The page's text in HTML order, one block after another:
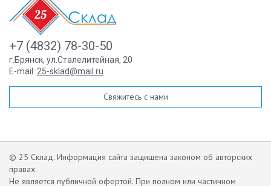
+7 (4832) 78-30-50
г.Брянск, ул.Сталелитейная, 20
E-mail: 25-sklad@mail.ru
Свяжитесь с нами
© 25 Склад. Информация сайта защищена законом об авторских
правах.
Не является публичной офертой. При полном или частичном